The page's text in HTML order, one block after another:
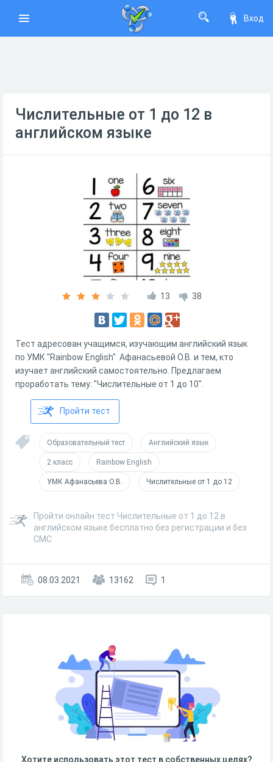
Вход
Числительные от 1 до 12 в
английском языке
13 38
Тест адресован учащимся, изучающим английский язык
по УМК "Rainbow English" Афанасьевой О.В. и тем, кто
изучает английский самостоятельно. Предлагаем
проработать тему: "Числительные от 1 до 10".
Пройти тест
Образовательный тест Английский язык
2 класс Rainbow English
УМК Афанасьева О.В. Числительные от 1 до 12
Пройти онлайн тест Числительные от 1 до 12 в
английском языке бесплатно без регистрации и без
СМС
08.03.2021 13162 1
Хотите использовать этот тест в собственных целях?